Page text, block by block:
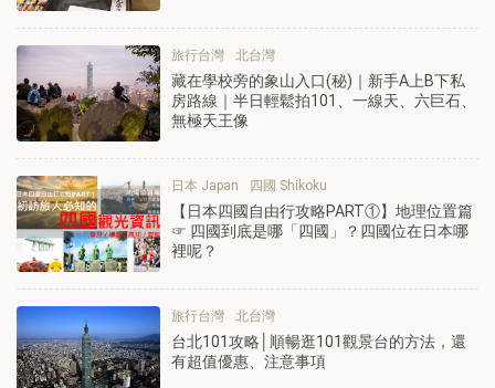
旅行台灣 北台灣
藏在學校旁的象山入口(秘)｜新手A上B下私
房路線｜半日輕鬆拍101、一線天、六巨石、
無極天王像
日本 Japan 四國 Shikoku
【日本四國自由行攻略PART①】地理位置篇
☞ 四國到底是哪「四國」？四國位在日本哪
裡呢？
旅行台灣 北台灣
台北101攻略│順暢逛101觀景台的方法，還
有超值優惠、注意事項